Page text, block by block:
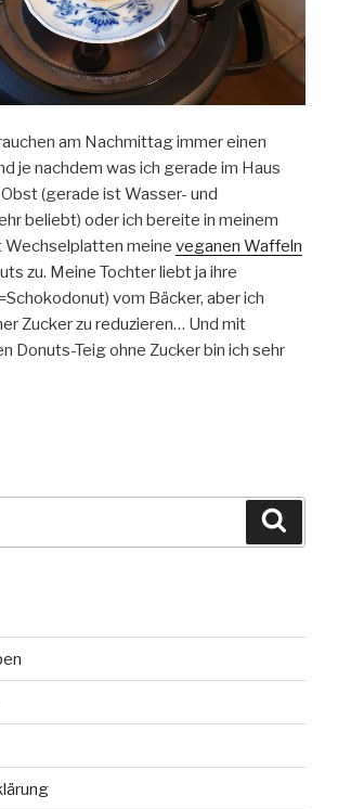
am Nachmittag immer einen
je nachdem was ich gerade im Haus
(gerade ist Wasser- und
beliebt) oder ich bereite in meinem
meine veganen Waffeln
zu. Meine Tochter liebt ja ihre
vom Bäcker, aber ich
Zucker zu reduzieren… Und mit
Donuts-Teig ohne Zucker bin ich sehr